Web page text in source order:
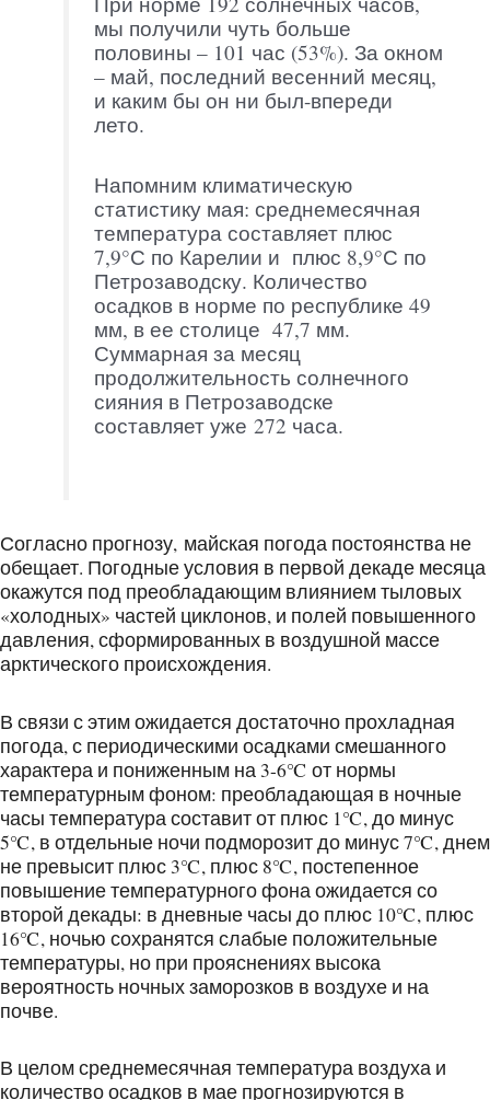
мы получили чуть больше
половины – 101 час (53%). За окном
– май, последний весенний месяц,
и каким бы он ни был-впереди
лето.
Напомним климатическую
статистику мая: среднемесячная
температура составляет плюс
7,9°С по Карелии и плюс 8,9°С по
Петрозаводску. Количество
осадков в норме по республике 49
мм, в ее столице 47,7 мм.
Суммарная за месяц
продолжительность солнечного
сияния в Петрозаводске
составляет уже 272 часа.
Согласно прогнозу, майская погода постоянства не
обещает. Погодные условия в первой декаде месяца
окажутся под преобладающим влиянием тыловых
«холодных» частей циклонов, и полей повышенного
давления, сформированных в воздушной массе
арктического происхождения.
В связи с этим ожидается достаточно прохладная
погода, с периодическими осадками смешанного
характера и пониженным на 3-6℃ от нормы
температурным фоном: преобладающая в ночные
часы температура составит от плюс 1℃, до минус
5℃, в отдельные ночи подморозит до минус 7℃, днем
не превысит плюс 3℃, плюс 8℃, постепенное
повышение температурного фона ожидается со
второй декады: в дневные часы до плюс 10℃, плюс
16℃, ночью сохранятся слабые положительные
температуры, но при прояснениях высока
вероятность ночных заморозков в воздухе и на
почве.
В целом среднемесячная температура воздуха и
количество осадков в мае прогнозируются в